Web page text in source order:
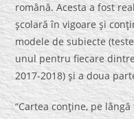
română. Acesta a fost
şcolară în vigoare şi
modele de subiecte
unul pentru fiecare
2017-2018) şi a doua
“Cartea conţine, pe